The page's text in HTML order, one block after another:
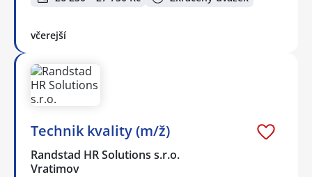
včerejší
Technik kvality (m/ž)
Randstad HR Solutions s.r.o.
Vratimov